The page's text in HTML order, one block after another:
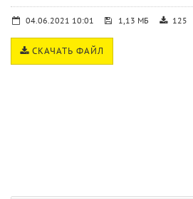
04.06.2021 10:01 1,13 МБ 125
СКАЧАТЬ ФАЙЛ